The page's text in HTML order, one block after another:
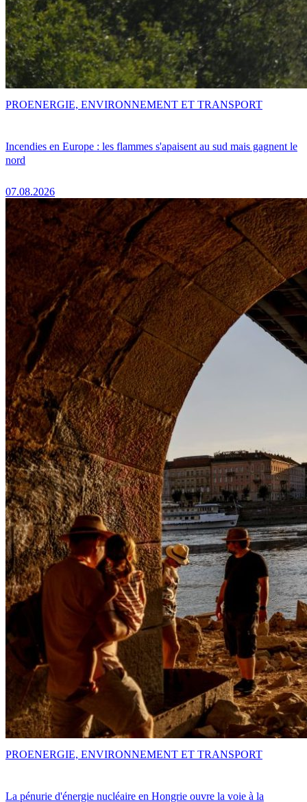
Incendies en Europe : les flammes s'apaisent au sud mais gagnent le
nord
07.08.2026
PROENERGIE, ENVIRONNEMENT ET TRANSPORT
La pénurie d'énergie nucléaire en Hongrie ouvre la voie à la
PROENERGIE, ENVIRONNEMENT ET TRANSPORT